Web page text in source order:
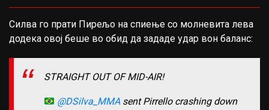
Силва го прати Пирељо на спиење со молневита лева
додека овој беше во обид да зададе удар вон баланс:
STRAIGHT OUT OF MID-AIR!
@DSilva_MMAsent Pirrello crashing down